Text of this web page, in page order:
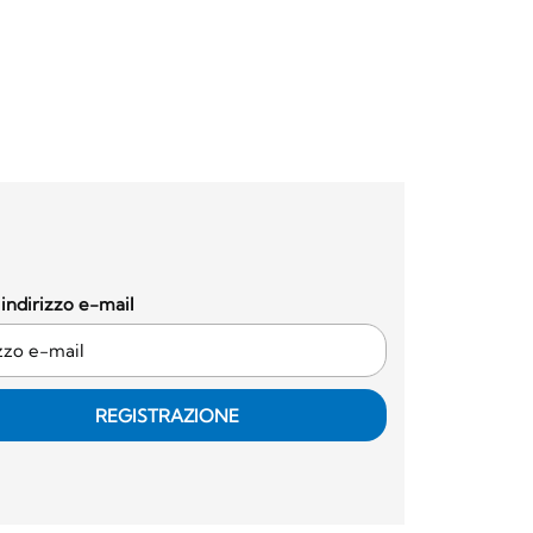
e-mail
REGISTRAZIONE